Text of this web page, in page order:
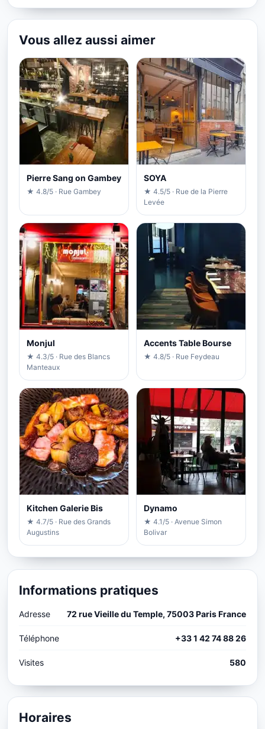
Vous allez aussi aimer
Pierre Sang on Gambey
★ 4.8/5 · Rue Gambey
SOYA
★ 4.5/5 · Rue de la Pierre
Levée
Monjul
★ 4.3/5 · Rue des Blancs
Manteaux
Accents Table Bourse
★ 4.8/5 · Rue Feydeau
Kitchen Galerie Bis
★ 4.7/5 · Rue des Grands
Augustins
Dynamo
★ 4.1/5 · Avenue Simon
Bolivar
Informations pratiques
Adresse 72 rue Vieille du Temple, 75003 Paris France
Téléphone +33 1 42 74 88 26
Visites 580
Horaires